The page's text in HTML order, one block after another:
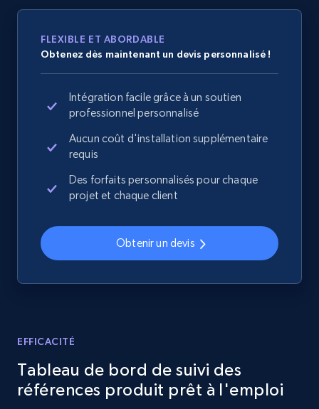
more.
2.1K+ 375+ Commencer
Amazon products global dataset - Collects
products by best sellers category URL
Title, Seller name, Brand, Description, Initial
price, Currency, Availability, Reviews count, and
more.
Title, Seller name, Brand, Description, Initial
more.
FLEXIBLE ET ABORDABLE
Obtenez dès maintenant un devis personnalisé !
Intégration facile grâce à un soutien
professionnel personnalisé
Aucun coût d'installation supplémentaire
requis
Des forfaits personnalisés pour chaque
projet et chaque client
Obtenir un devis
EFFICACITÉ
Tableau de bord de suivi des
références produit prêt à l'emploi